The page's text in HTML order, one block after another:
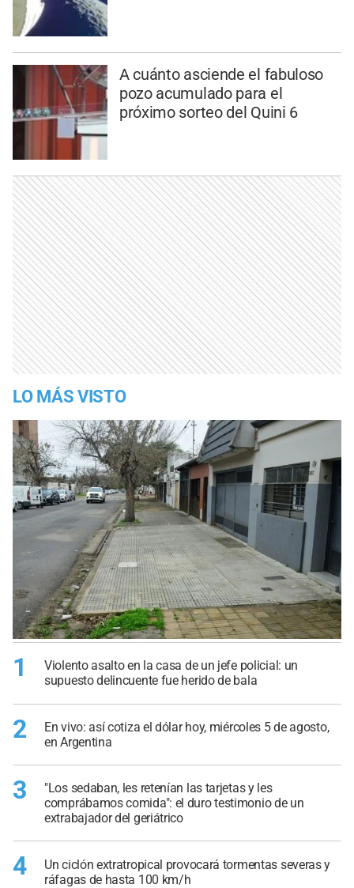
A cuánto asciende el fabuloso
pozo acumulado para el
próximo sorteo del Quini 6
LO MÁS VISTO
1
Violento asalto en la casa de un jefe policial: un
supuesto delincuente fue herido de bala
2
En vivo: así cotiza el dólar hoy, miércoles 5 de agosto,
en Argentina
3
"Los sedaban, les retenían las tarjetas y les
comprábamos comida": el duro testimonio de un
extrabajador del geriátrico
4
Un ciclón extratropical provocará tormentas severas y
ráfagas de hasta 100 km/h